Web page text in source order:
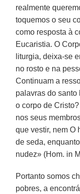
realmente
toquemos o seu
como resposta à
Eucaristia. O
liturgia, deixa-se
no rosto e na
Continuam a
palavras do santo
o corpo de
nos seus
que vestir, nem O
de seda,
nudez» (Hom. in
Portanto somos
pobres, a